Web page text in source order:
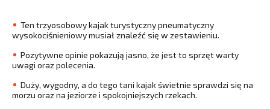
Ten trzyosobowy kajak turystyczny pneumatyczny
wysokociśnieniowy musiał znaleźć się w zestawieniu.
Pozytywne opinie pokazują jasno, że jest to sprzęt warty
uwagi oraz polecenia.
Duży, wygodny, a do tego tani kajak świetnie sprawdzi się na
morzu oraz na jeziorze i spokojniejszych rzekach.